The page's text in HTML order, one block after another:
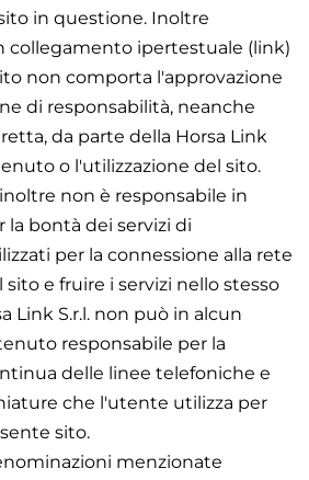
in questione. Inoltre
collegamento ipertestuale (link)
non comporta l'approvazione
di responsabilità, neanche
da parte della Horsa Link
o l'utilizzazione del sito.
inoltre non è responsabile in
la bontà dei servizi di
per la connessione alla rete
e fruire i servizi nello stesso
Link S.r.l. non può in alcun
responsabile per la
delle linee telefoniche e
che l'utente utilizza per
sito.
menzionate